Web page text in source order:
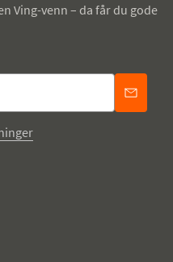
Ving-venn – da får du gode